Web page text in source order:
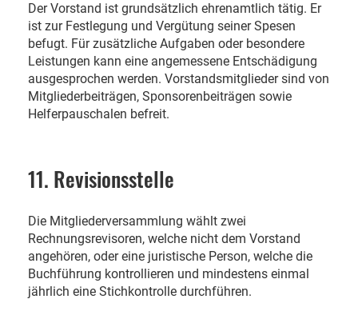
Der Vorstand ist grundsätzlich ehrenamtlich tätig. Er
ist zur Festlegung und Vergütung seiner Spesen
befugt. Für zusätzliche Aufgaben oder besondere
Leistungen kann eine angemessene Entschädigung
ausgesprochen werden. Vorstandsmitglieder sind von
Mitgliederbeiträgen, Sponsorenbeiträgen sowie
Helferpauschalen befreit.
11. Revisionsstelle
Die Mitgliederversammlung wählt zwei
Rechnungsrevisoren, welche nicht dem Vorstand
angehören, oder eine juristische Person, welche die
Buchführung kontrollieren und mindestens einmal
jährlich eine Stichkontrolle durchführen.